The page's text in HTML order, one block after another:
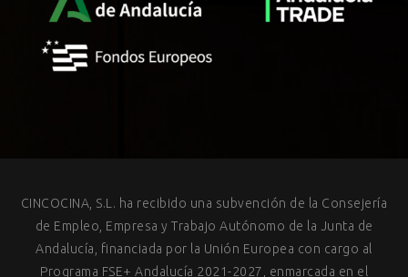
CINCOCINA, S.L. ha recibido una subvención de la Consejería
de Empleo, Empresa y Trabajo Autónomo de la Junta de
Andalucía, financiada por la Unión Europea con cargo al
Programa FSE+ Andalucía 2021-2027, enmarcada en el